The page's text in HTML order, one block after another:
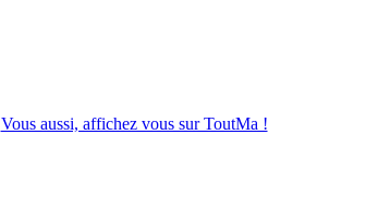
Vous aussi, affichez vous sur ToutMa !